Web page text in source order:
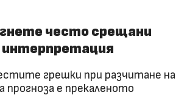
често срещани
интерпретация
грешки при разчитане на
прогноза е прекаленото